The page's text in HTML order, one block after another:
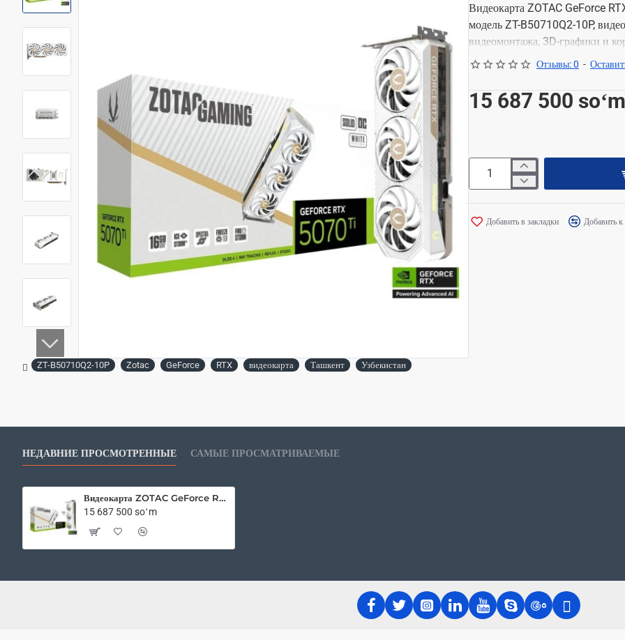
Видеокарта ZOTAC GeForce
модель ZT-B50710Q2-10P,
видеомонтажа, 3D-графики и
Графический процессор
Линейка ZOTAC Twin
Отзывы: 0 -
15 687 500 soʻm
Добавить в закладки Добавить
ZT-B50710Q2-10P Zotac GeForce RTX видеокарта Ташкент Узбекистан
НЕДАВНИЕ ПРОСМОТРЕННЫЕ САМЫЕ ПРОСМАТРИВАЕМЫЕ
Видеокарта ZOTAC GeForce RTX 5070 Ti 16GB GDDR7 SOLID Core OC White Edition
15 687 500 soʻm